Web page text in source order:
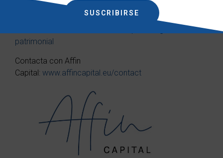
patrimonial
Contacta con Affin
Capital: www.affincapital.eu/contact
SUSCRIBIRSE